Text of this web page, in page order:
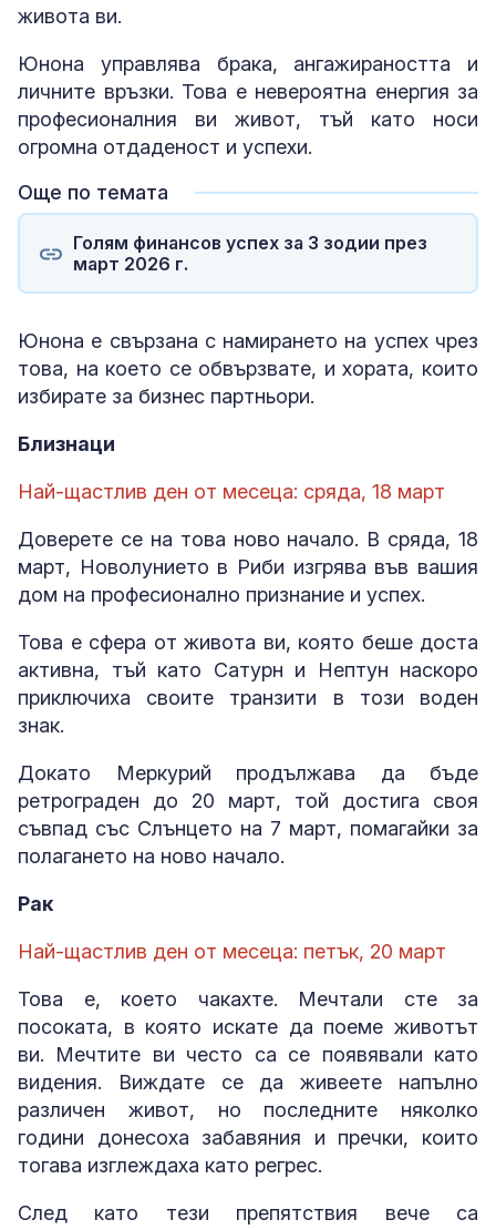
живота ви.
Юнона управлява брака, ангажираността и
личните връзки. Това е невероятна енергия за
професионалния ви живот, тъй като носи
огромна отдаденост и успехи.
Още по темата
Голям финансов успех за 3 зодии през
март 2026 г.
Юнона е свързана с намирането на успех чрез
това, на което се обвързвате, и хората, които
избирате за бизнес партньори.
Близнаци
Най-щастлив ден от месеца: сряда, 18 март
Доверете се на това ново начало. В сряда, 18
март, Новолунието в Риби изгрява във вашия
дом на професионално признание и успех.
Това е сфера от живота ви, която беше доста
активна, тъй като Сатурн и Нептун наскоро
приключиха своите транзити в този воден
знак.
Докато Меркурий продължава да бъде
ретрограден до 20 март, той достига своя
съвпад със Слънцето на 7 март, помагайки за
полагането на ново начало.
Рак
Най-щастлив ден от месеца: петък, 20 март
Това е, което чакахте. Мечтали сте за
посоката, в която искате да поеме животът
ви. Мечтите ви често са се появявали като
видения. Виждате се да живеете напълно
различен живот, но последните няколко
години донесоха забавяния и пречки, които
тогава изглеждаха като регрес.
След като тези препятствия вече са